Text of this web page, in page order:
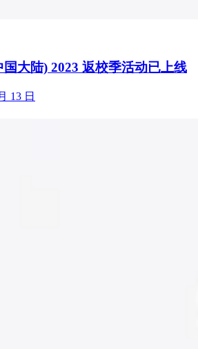
国大陆) 2023 返校季活动已上线
13 日